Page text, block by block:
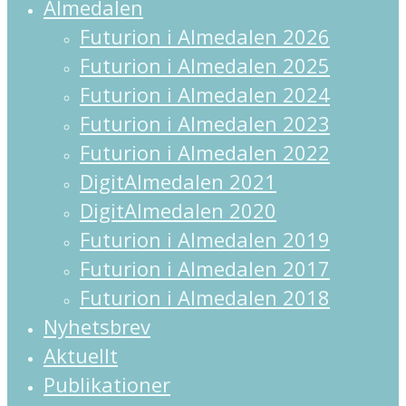
Almedalen
Futurion i Almedalen 2026
Futurion i Almedalen 2025
Futurion i Almedalen 2024
Futurion i Almedalen 2023
Futurion i Almedalen 2022
DigitAlmedalen 2021
DigitAlmedalen 2020
Futurion i Almedalen 2019
Futurion i Almedalen 2017
Futurion i Almedalen 2018
Nyhetsbrev
Aktuellt
Publikationer